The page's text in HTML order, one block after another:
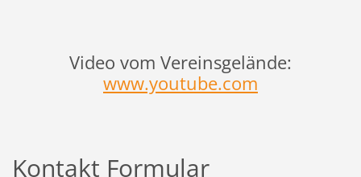
Video vom Vereinsgelände:
www.youtube.com
Kontakt Formular